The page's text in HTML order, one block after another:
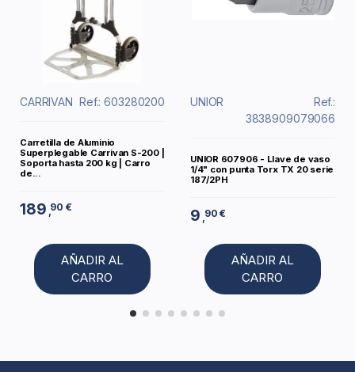
CARRIVAN Ref.: 603280200
Carretilla de Aluminio
Superplegable Carrivan S-200 |
Soporta hasta 200 kg | Carro
de...
189 ,90 €
AÑADIR AL
CARRO
UNIOR
Ref.:
3838909079066
UNIOR 607906 - Llave de vaso
1/4" con punta Torx TX 20 serie
187/2PH
9 90 €
AÑADIR AL
CARRO